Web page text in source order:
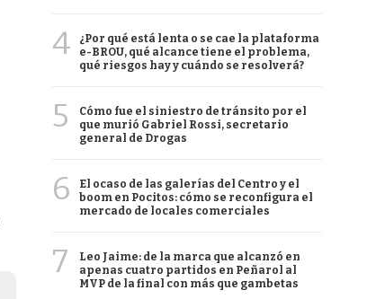
4
¿Por qué está lenta o se cae la plataforma
e-BROU, qué alcance tiene el problema,
qué riesgos hay y cuándo se resolverá?
5
Cómo fue el siniestro de tránsito por el
que murió Gabriel Rossi, secretario
general de Drogas
6
El ocaso de las galerías del Centro y el
boom en Pocitos: cómo se reconfigura el
mercado de locales comerciales
7
Leo Jaime: de la marca que alcanzó en
apenas cuatro partidos en Peñarol al
MVP de la final con más que gambetas